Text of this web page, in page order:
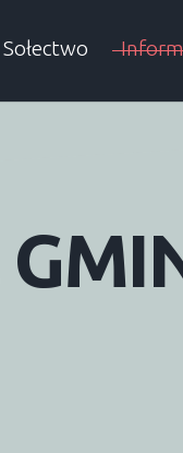
Sołectwo
Historia
Dokumenty
Wieści
Śmieci